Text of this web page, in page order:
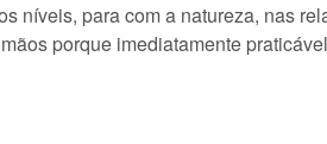
níveis, para com a natureza, nas
porque imediatamente